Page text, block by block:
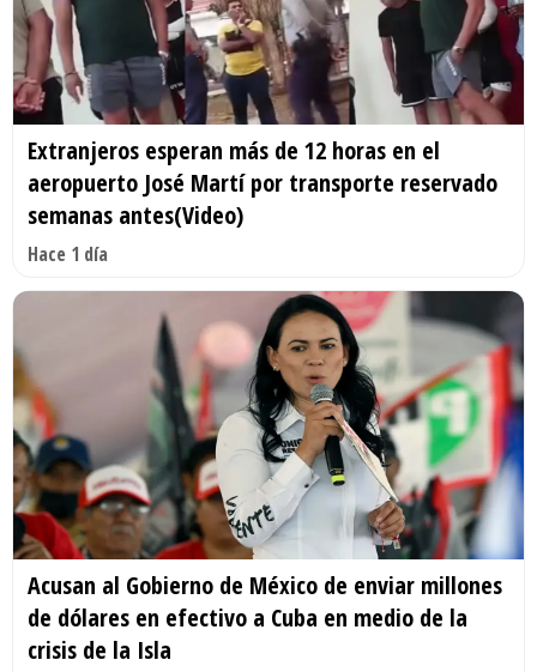
Extranjeros esperan más de 12 horas en el
aeropuerto José Martí por transporte reservado
semanas antes(Video)
Hace 1 día
Acusan al Gobierno de México de enviar millones
de dólares en efectivo a Cuba en medio de la
crisis de la Isla